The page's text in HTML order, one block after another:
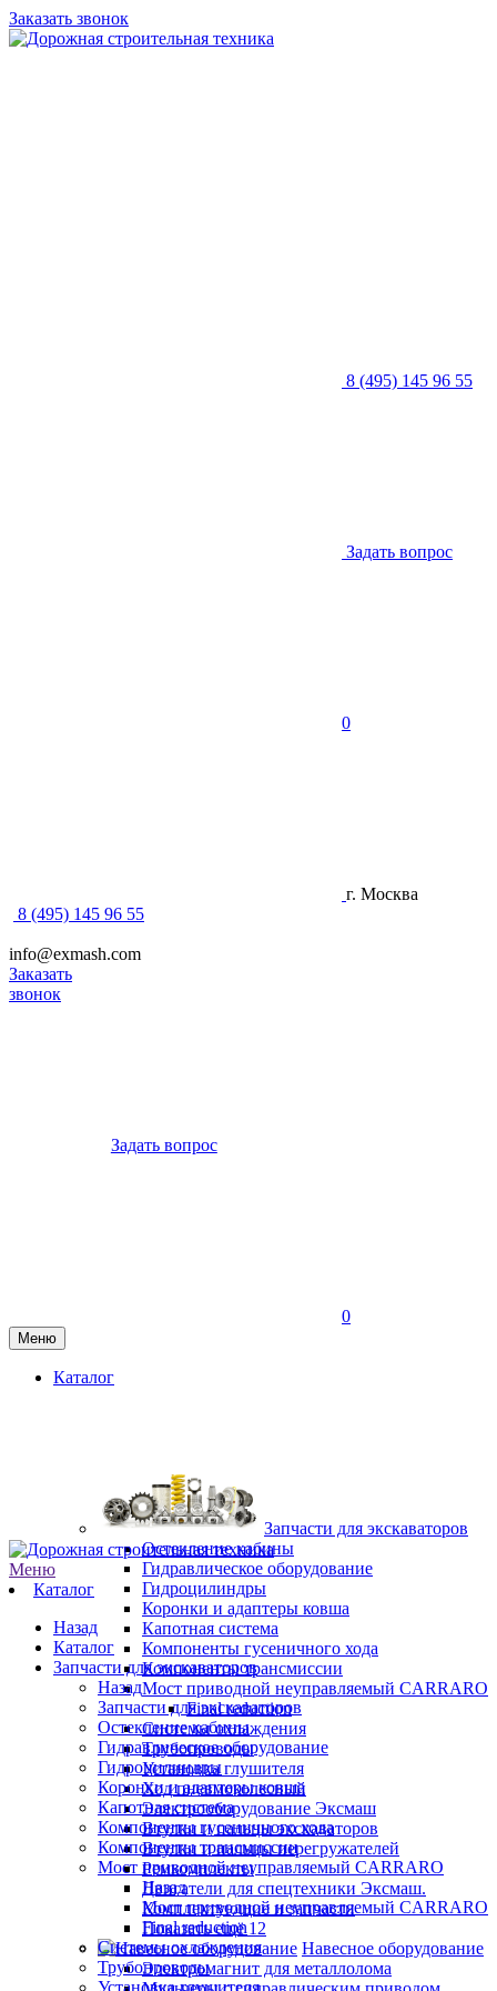
Заказать звонок
8 (495) 145 96 55
Задать вопрос
0
г. Москва
8 (495) 145 96 55
info@exmash.com
Заказать
звонок
Задать вопрос
0
Меню
Каталог
Запчасти для экскаваторов
Остекление кабины
Гидравлическое оборудование
Гидроцилиндры
Коронки и адаптеры ковша
Капотная система
Компоненты гусеничного хода
Компоненты трансмиссии
Мост приводной неуправляемый CARRARO
Final reduction
Системы охлаждения
Трубопроводы
Установка глушителя
Ход пневмоколесный
Электрооборудование Эксмаш
Втулки и пальцы экскаваторов
Втулки и пальцы перегружателей
Ремкомплекты
Двигатели для спецтехники Эксмаш.
Комплектующие и запчасти
Показать ещё 12
Навесное оборудование
Электромагнит для металлолома
Меню
Каталог
Назад
Каталог
Запчасти для экскаваторов
Назад
Запчасти для экскаваторов
Остекление кабины
Гидравлическое оборудование
Гидроцилиндры
Коронки и адаптеры ковша
Капотная система
Компоненты гусеничного хода
Компоненты трансмиссии
Мост приводной неуправляемый CARRARO
Назад
Мост приводной неуправляемый CARRARO
Final reduction
Системы охлаждения
Трубопроводы
Установка глушителя